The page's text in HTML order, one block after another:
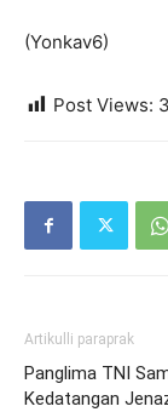
(Yonkav6)
Post Views:
Artikulli paraprak
Panglima TNI
Kedatangan